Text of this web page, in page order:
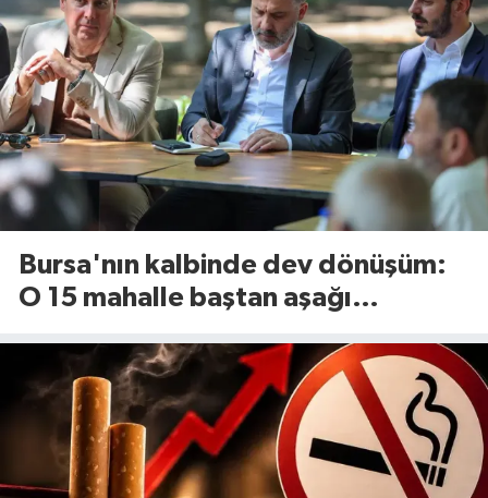
Bursa'nın kalbinde dev dönüşüm:
O 15 mahalle baştan aşağı